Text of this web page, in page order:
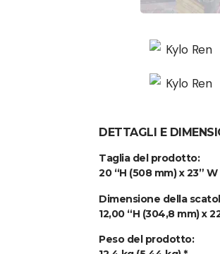
DETTAGLI E
Taglia del prodotto:
20 “H (508 mm) x 23”
Dimensione della
12,00 “H (304,8 mm) x
Peso del prodotto: